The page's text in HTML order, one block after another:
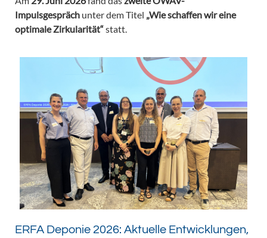
Impulsgespräch unter dem Titel „Wie schaffen wir eine
optimale Zirkularität“statt.
ERFA Deponie 2026: Aktuelle Entwicklungen,